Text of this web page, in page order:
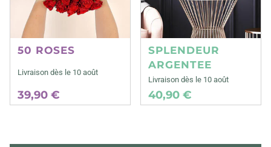
50 ROSES
Livraison dès le 10 août
39,90 €
SPLENDEUR
ARGENTEE
Livraison dès le 10 août
40,90 €